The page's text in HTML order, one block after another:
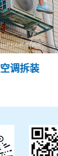
空调拆装